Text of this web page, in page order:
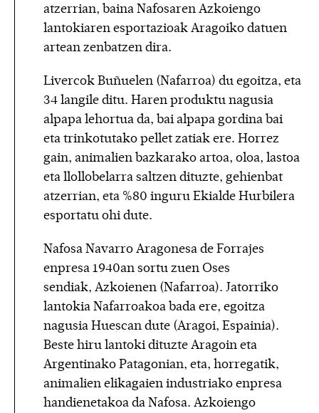
atzerrian, baina Nafosaren Azkoiengo
lantokiaren esportazioak Aragoiko datuen
artean zenbatzen dira.
Livercok Buñuelen (Nafarroa) du egoitza, eta
34 langile ditu. Haren produktu nagusia
alpapa lehortua da, bai alpapa gordina bai
eta trinkotutako pellet zatiak ere. Horrez
gain, animalien bazkarako artoa, oloa, lastoa
eta llollobelarra saltzen dituzte, gehienbat
atzerrian, eta %80 inguru Ekialde Hurbilera
esportatu ohi dute.
Nafosa Navarro Aragonesa de Forrajes
enpresa 1940an sortu zuen Oses
sendiak, Azkoienen (Nafarroa). Jatorriko
lantokia Nafarroakoa bada ere, egoitza
nagusia Huescan dute (Aragoi, Espainia).
Beste hiru lantoki dituzte Aragoin eta
Argentinako Patagonian, eta, horregatik,
animalien elikagaien industriako enpresa
handienetakoa da Nafosa. Azkoiengo